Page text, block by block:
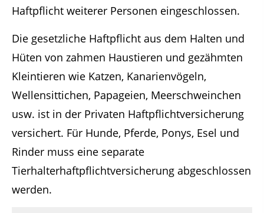
Haftpflicht weiterer Personen eingeschlossen.
Die gesetzliche Haftpflicht aus dem Halten und
Hüten von zahmen Haustieren und gezähmten
Kleintieren wie Katzen, Kanarienvögeln,
Wellensittichen, Papageien, Meerschweinchen
usw. ist in der Privaten Haftpflichtversicherung
versichert. Für Hunde, Pferde, Ponys, Esel und
Rinder muss eine separate
Tierhalterhaftpflichtversicherung abgeschlossen
werden.